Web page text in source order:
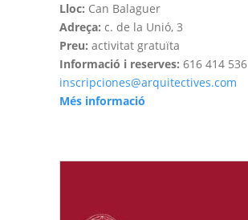
Lloc: Can Balaguer
Adreça: c. de la Unió, 3
Preu: activitat gratuïta
Informació i reserves: 616 414 536
inscripciones@arquitectives.com
Més informació